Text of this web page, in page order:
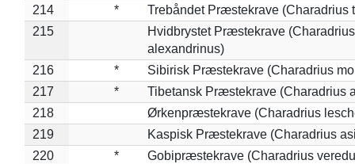
214
*
Trebåndet Præstekrave (Charadrius
215
Hvidbrystet Præstekrave (Charadrius
alexandrinus)
216
*
Sibirisk Præstekrave (Charadrius
217
*
Tibetansk Præstekrave (Charadrius
218
Ørkenpræstekrave (Charadrius
219
Kaspisk Præstekrave (Charadrius
220
*
Gobipræstekrave (Charadrius